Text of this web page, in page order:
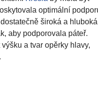
optimální
široká a
aby podporovala páteř.
a tvar opěrky hlavy,